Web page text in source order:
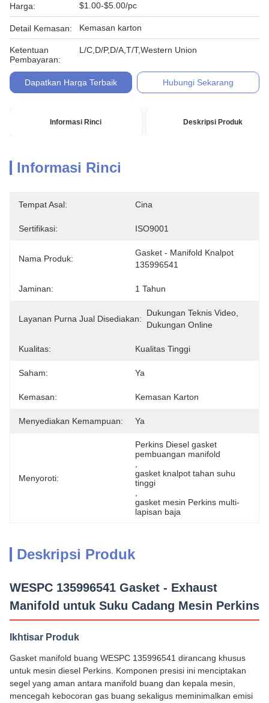
Harga: $1.00-$5.00/pc
Detail Kemasan: Kemasan karton
Ketentuan
Pembayaran:
L/C,D/P,D/A,T/T,Western Union
Dapatkan Harga Terbaik Hubungi Sekarang
Informasi Rinci Deskripsi Produk
Informasi Rinci
Tempat Asal: Cina
Sertifikasi: ISO9001
Nama Produk:
Gasket - Manifold Knalpot
135996541
Jaminan: 1 Tahun
Layanan Purna Jual Disediakan:
Dukungan Teknis Video,
Dukungan Online
Kualitas: Kualitas Tinggi
Saham: Ya
Kemasan: Kemasan Karton
Menyediakan Kemampuan: Ya
Menyoroti:
Perkins Diesel gasket
pembuangan manifold
gasket knalpot tahan suhu
tinggi
gasket mesin Perkins multi-
lapisan baja
Deskripsi Produk
WESPC 135996541 Gasket - Exhaust
Manifold untuk Suku Cadang Mesin Perkins
Ikhtisar Produk
Gasket manifold buang WESPC 135996541 dirancang khusus
untuk mesin diesel Perkins. Komponen presisi ini menciptakan
segel yang aman antara manifold buang dan kepala mesin,
mencegah kebocoran gas buang sekaligus meminimalkan emisi